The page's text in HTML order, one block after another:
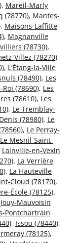
, Mareil-Marly
(78770), Mantes-
, Maisons-Laffitte
, Magnanville
(78730),
Villez (78270),
, L’Étang-la-Ville
(78490), Les
Roi (78690), Les
(78610), Les
, Le Tremblay-
(78980), Le
, Le Perray-
Le Mesnil-Saint-
Lainville-en-Vexin
, La Verrière
, La Hauteville
Cloud (78170),
École (78125),
Jouy-Mauvoisin
Pontchartrain
, Issou (78440),
(78125),